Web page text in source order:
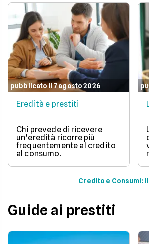
pubblicato il 7 agosto 2026
Eredità e prestiti
Chi prevede di ricevere
un’eredità ricorre più
frequentemente al credito
al consumo.
Credito e Consumi:
Guide ai prestiti